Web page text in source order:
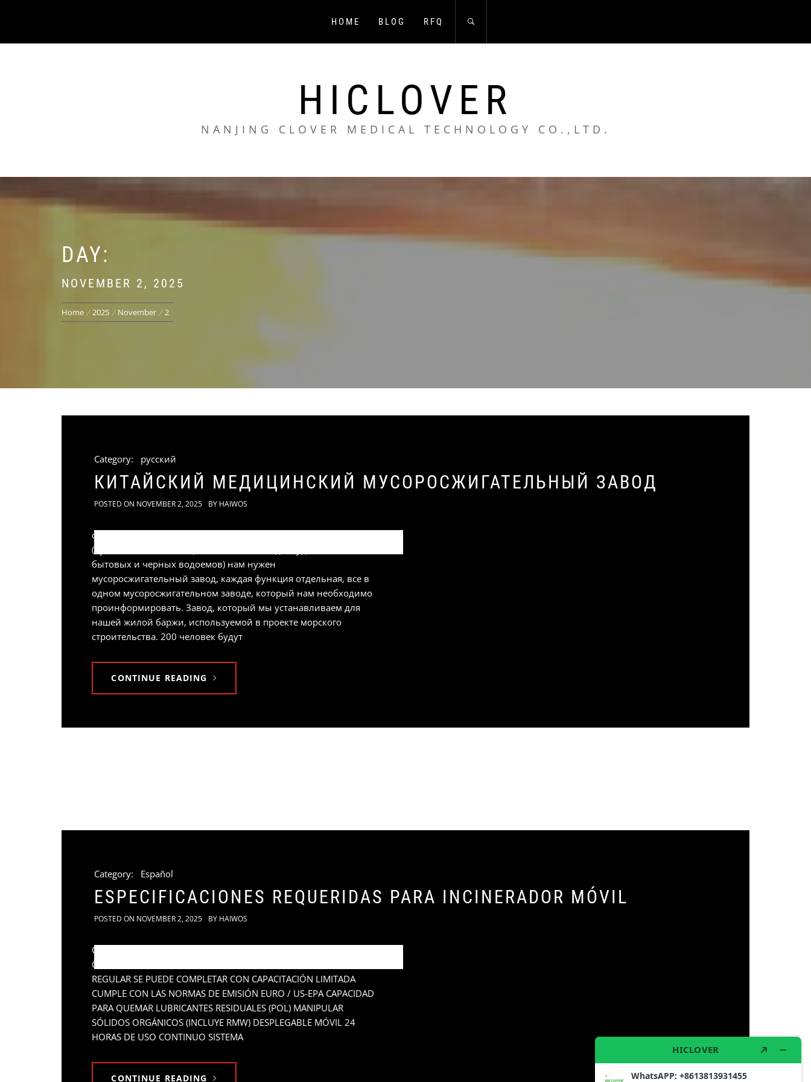
HOME BLOG RFQ
HICLOVER
NANJING CLOVER MEDICAL TECHNOLOGY CO.,LTD.
DAY:
NOVEMBER 2, 2025
Home 2025 November 2
Category: русский
КИТАЙСКИЙ МЕДИЦИНСКИЙ МУСОРОСЖИГАТЕЛЬНЫЙ ЗАВОД
POSTED ON NOVEMBER 2, 2025 BY HAIWOS
следующие мусоросжигательные заводы в контейнерах.
(Кухня и жилые помещения, а также завод по удалению
бытовых и черных водоемов) нам нужен
мусоросжигательный завод, каждая функция отдельная, все в
одном мусоросжигательном заводе, который нам необходимо
проинформировать. Завод, который мы устанавливаем для
нашей жилой баржи, используемой в проекте морского
строительства. 200 человек будут
CONTINUE READING
Category: Español
ESPECIFICACIONES REQUERIDAS PARA INCINERADOR MÓVIL
POSTED ON NOVEMBER 2, 2025 BY HAIWOS
Capacidades operativas PROCESO MÍNIMO 1 TONELADA POR DÍA
OPERADO CON CAPACITACIÓN LIMITADA EL MANTENIMIENTO
REGULAR SE PUEDE COMPLETAR CON CAPACITACIÓN LIMITADA
CUMPLE CON LAS NORMAS DE EMISIÓN EURO / US-EPA CAPACIDAD
PARA QUEMAR LUBRICANTES RESIDUALES (POL) MANIPULAR
SÓLIDOS ORGÁNICOS (INCLUYE RMW) DESPLEGABLE MÓVIL 24
HORAS DE USO CONTINUO SISTEMA
CONTINUE READING